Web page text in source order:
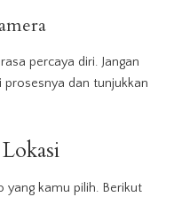
percaya diri. Jangan
dan tunjukkan
yang kamu pilih. Berikut